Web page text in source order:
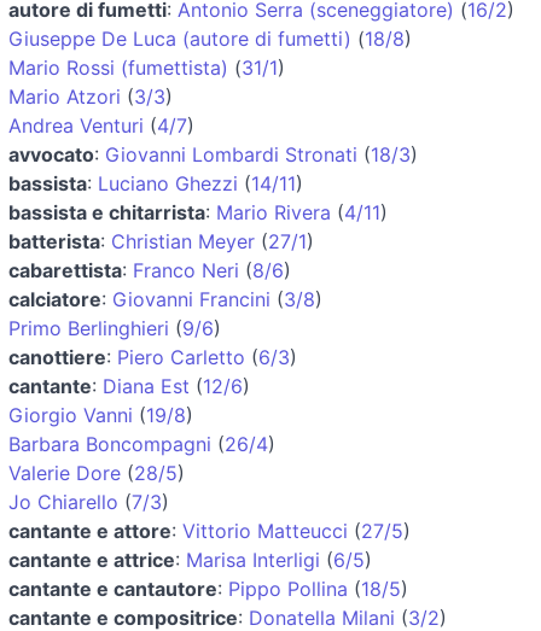
autore di fumetti: Antonio Serra (sceneggiatore) (16/2)
Giuseppe De Luca (autore di fumetti) (18/8)
Mario Rossi (fumettista) (31/1)
Mario Atzori (3/3)
Andrea Venturi (4/7)
avvocato: Giovanni Lombardi Stronati (18/3)
bassista: Luciano Ghezzi (14/11)
bassista e chitarrista: Mario Rivera (4/11)
batterista: Christian Meyer (27/1)
cabarettista: Franco Neri (8/6)
calciatore: Giovanni Francini (3/8)
Primo Berlinghieri (9/6)
canottiere: Piero Carletto (6/3)
cantante: Diana Est (12/6)
Giorgio Vanni (19/8)
Barbara Boncompagni (26/4)
Valerie Dore (28/5)
Jo Chiarello (7/3)
cantante e attore: Vittorio Matteucci (27/5)
cantante e attrice: Marisa Interligi (6/5)
cantante e cantautore: Pippo Pollina (18/5)
cantante e compositrice: Donatella Milani (3/2)